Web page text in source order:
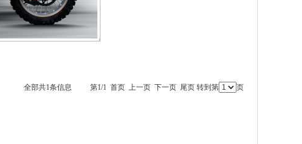
全部共1条信息 第1/1 首页 上一页 下一页 尾页 转到第 页